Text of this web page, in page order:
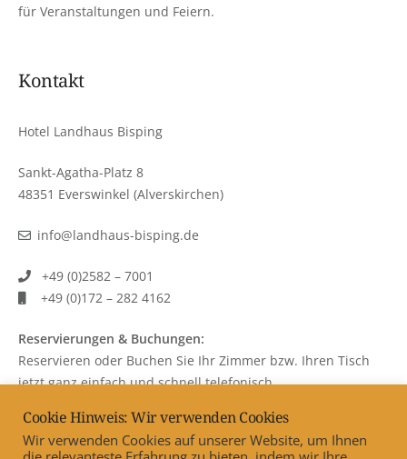
für Veranstaltungen und Feiern.
Kontakt
Hotel Landhaus Bisping
Sankt-Agatha-Platz 8
48351 Everswinkel (Alverskirchen)
info@landhaus-bisping.de
+49 (0)2582 – 7001
+49 (0)172 – 282 4162
Reservierungen & Buchungen:
Reservieren oder Buchen Sie Ihr Zimmer bzw. Ihren Tisch
jetzt ganz einfach und schnell telefonisch.
Cookie Hinweis: Wir verwenden Cookies
Wir verwenden Cookies auf unserer Website, um Ihnen